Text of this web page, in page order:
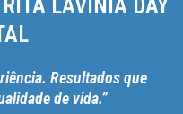
LAVÍNIA DAY
Resultados que
de vida.”